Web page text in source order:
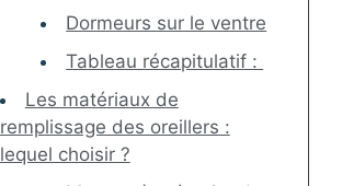
Dormeurs sur le ventre
Tableau récapitulatif :
Les matériaux de
remplissage des oreillers :
lequel choisir ?